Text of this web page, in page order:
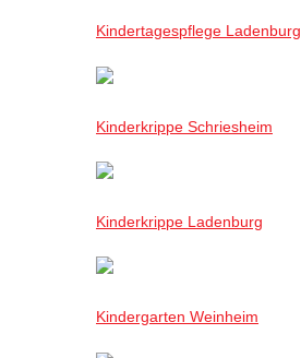
Kindertagespflege Ladenburg
Kinderkrippe Schriesheim
Kinderkrippe Ladenburg
Kindergarten Weinheim